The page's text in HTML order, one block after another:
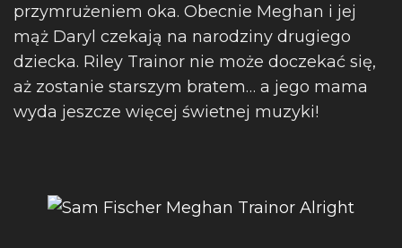
przymrużeniem oka. Obecnie Meghan i jej
mąż Daryl czekają na narodziny drugiego
dziecka. Riley Trainor nie może doczekać się,
aż zostanie starszym bratem… a jego mama
wyda jeszcze więcej świetnej muzyki!